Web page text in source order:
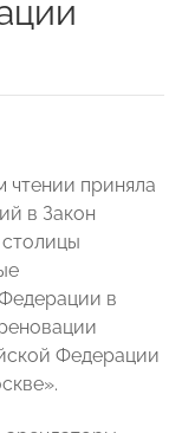
чтении приняла
в Закон
в
Федерации